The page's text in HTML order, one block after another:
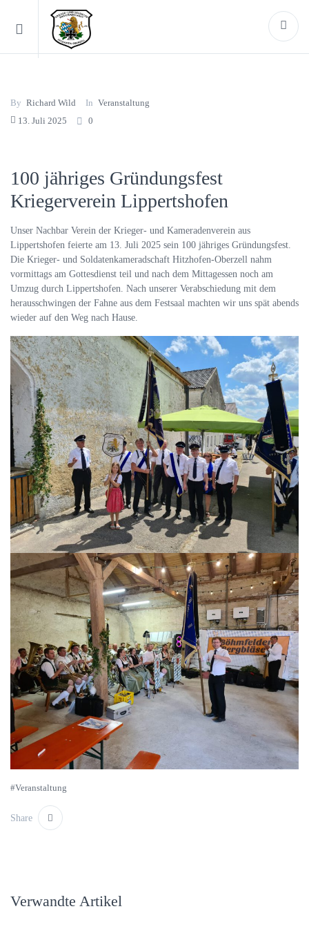
By Richard Wild In Veranstaltung
13. Juli 2025
0
100 jähriges Gründungsfest
Kriegerverein Lippertshofen
Unser Nachbar Verein der Krieger- und Kameradenverein aus
Lippertshofen feierte am 13. Juli 2025 sein 100 jähriges Gründungsfest.
Die Krieger- und Soldatenkameradschaft Hitzhofen-Oberzell nahm
vormittags am Gottesdienst teil und nach dem Mittagessen noch am
Umzug durch Lippertshofen. Nach unserer Verabschiedung mit dem
herausschwingen der Fahne aus dem Festsaal machten wir uns spät abends
wieder auf den Weg nach Hause.
#Veranstaltung
Share
Verwandte Artikel